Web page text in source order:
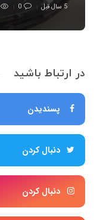
5 سال قبل 0
در ارتباط باشید
پسندیدن
دنبال کردن
دنبال کردن